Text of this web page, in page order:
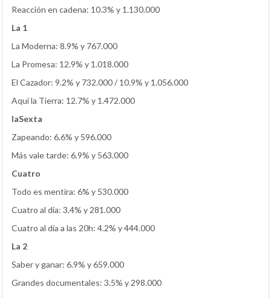
Reacción en cadena: 10.3% y 1.130.000
La 1
La Moderna: 8.9% y 767.000
La Promesa: 12.9% y 1.018.000
El Cazador: 9.2% y 732.000 / 10.9% y 1.056.000
Aquí la Tierra: 12.7% y 1.472.000
laSexta
Zapeando: 6.6% y 596.000
Más vale tarde: 6.9% y 563.000
Cuatro
Todo es mentira: 6% y 530.000
Cuatro al día: 3.4% y 281.000
Cuatro al día a las 20h: 4.2% y 444.000
La 2
Saber y ganar: 6.9% y 659.000
Grandes documentales: 3.5% y 298.000